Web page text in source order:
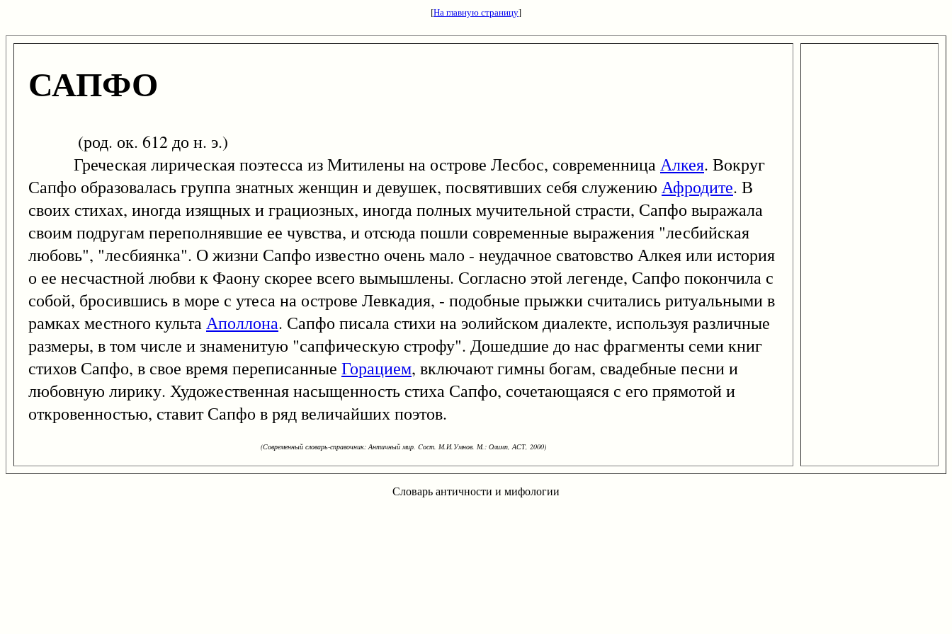
[На главную страницу]
САПФО
(род. ок. 612 до н. э.)
Греческая лирическая поэтесса из Митилены на острове Лесбос, современницаАлкея. Вокруг
Сапфо образовалась группа знатных женщин и девушек, посвятивших себя служению Афродите. В
своих стихах, иногда изящных и грациозных, иногда полных мучительной страсти, Сапфо выражала
своим подругам переполнявшие ее чувства, и отсюда пошли современные выражения "лесбийская
любовь", "лесбиянка". О жизни Сапфо известно очень мало - неудачное сватовство Алкея или история
о ее несчастной любви к Фаону скорее всего вымышлены. Согласно этой легенде, Сапфо покончила с
собой, бросившись в море с утеса на острове Левкадия, - подобные прыжки считались ритуальными в
рамках местного культаАполлона. Сапфо писала стихи на эолийском диалекте, используя различные
размеры, в том числе и знаменитую "сапфическую строфу". Дошедшие до нас фрагменты семи книг
стихов Сапфо, в свое время переписанные Горацием, включают гимны богам, свадебные песни и
любовную лирику. Художественная насыщенность стиха Сапфо, сочетающаяся с его прямотой и
откровенностью, ставит Сапфо в ряд величайших поэтов.
(Современный словарь-справочник: Античный мир. Cост. М.И.Умнов. М.: Олимп, АСТ, 2000)
Словарь античности и мифологии